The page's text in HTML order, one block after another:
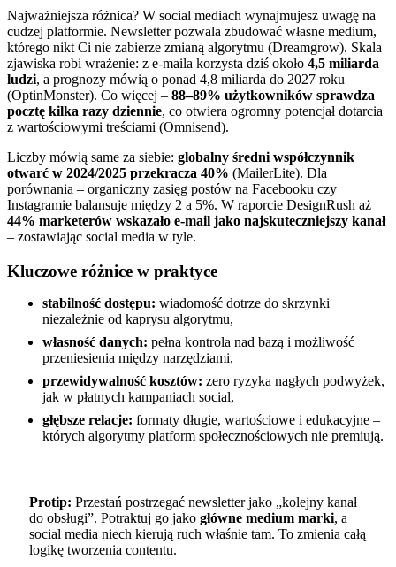
Najważniejsza różnica? W social mediach wynajmujesz uwagę na
cudzej platformie. Newsletter pozwala zbudować własne medium,
którego nikt Ci nie zabierze zmianą algorytmu (Dreamgrow). Skala
zjawiska robi wrażenie: z e-maila korzysta dziś około 4,5 miliarda
ludzi, a prognozy mówią o ponad 4,8 miliarda do 2027 roku
(OptinMonster). Co więcej – 88–89% użytkowników sprawdza
pocztę kilka razy dziennie, co otwiera ogromny potencjał dotarcia
z wartościowymi treściami (Omnisend).
Liczby mówią same za siebie: globalny średni współczynnik
otwarć w 2024/2025 przekracza 40% (MailerLite). Dla
porównania – organiczny zasięg postów na Facebooku czy
Instagramie balansuje między 2 a 5%. W raporcie DesignRush aż
44% marketerów wskazało e-mail jako najskuteczniejszy kanał
– zostawiając social media w tyle.
Kluczowe różnice w praktyce
stabilność dostępu: wiadomość dotrze do skrzynki
niezależnie od kaprysu algorytmu,
własność danych: pełna kontrola nad bazą i możliwość
przeniesienia między narzędziami,
przewidywalność kosztów: zero ryzyka nagłych podwyżek,
jak w płatnych kampaniach social,
głębsze relacje: formaty długie, wartościowe i edukacyjne –
których algorytmy platform społecznościowych nie premiują.
Protip: Przestań postrzegać newsletter jako „kolejny kanał
do obsługi”. Potraktuj go jako główne medium marki, a
social media niech kierują ruch właśnie tam. To zmienia całą
logikę tworzenia contentu.